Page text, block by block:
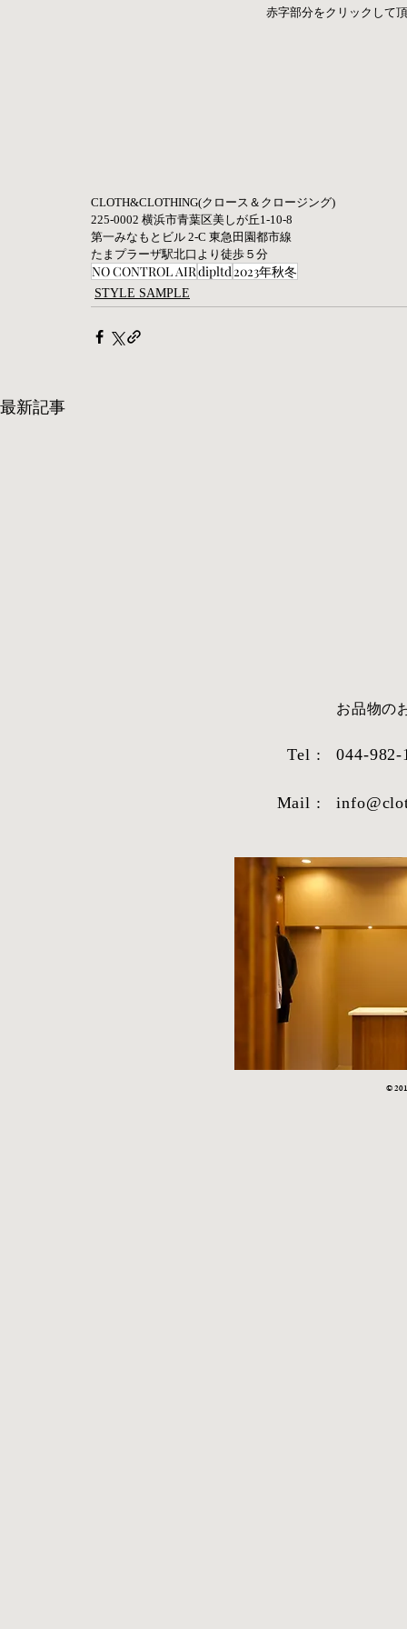
赤字部分をクリックして
CLOTH&CLOTHING(クロース＆クロージング)
225-0002 横浜市青葉区美しが丘1-10-8
第一みなもとビル 2-C 東急田園都市線
たまプラーザ駅北口より徒歩５分
NO CONTROL AIRdipltd2023年秋冬
STYLE SAMPLE
最新記事
お品物の
Tel : 044-982-
Mail :
©